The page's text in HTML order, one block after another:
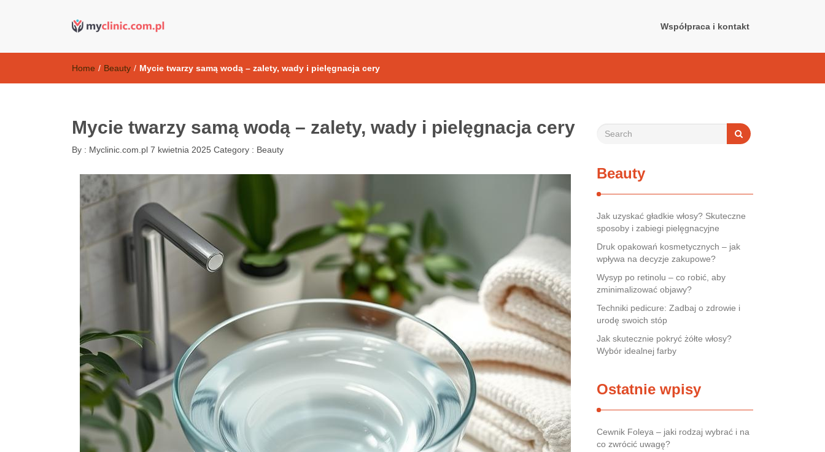
Współpraca i kontakt
Home / Beauty / Mycie twarzy samą wodą – zalety, wady i pielęgnacja cery
Mycie twarzy samą wodą – zalety, wady i pielęgnacja cery
By : Myclinic.com.pl 7 kwietnia 2025 Category : Beauty
Beauty
Jak uzyskać gładkie włosy? Skuteczne
sposoby i zabiegi pielęgnacyjne
Druk opakowań kosmetycznych – jak
wpływa na decyzje zakupowe?
Wysyp po retinolu – co robić, aby
zminimalizować objawy?
Techniki pedicure: Zadbaj o zdrowie i
urodę swoich stóp
Jak skutecznie pokryć żółte włosy?
Wybór idealnej farby
Ostatnie wpisy
Cewnik Foleya – jaki rodzaj wybrać i na
co zwrócić uwagę?